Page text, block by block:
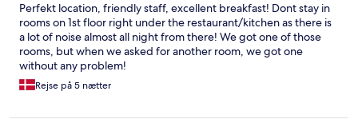
Perfekt location, friendly staff, excellent breakfast! Dont stay in
rooms on 1st floor right under the restaurant/kitchen as there is
a lot of noise almost all night from there! We got one of those
rooms, but when we asked for another room, we got one
without any problem!
Rejse på 5 nætter